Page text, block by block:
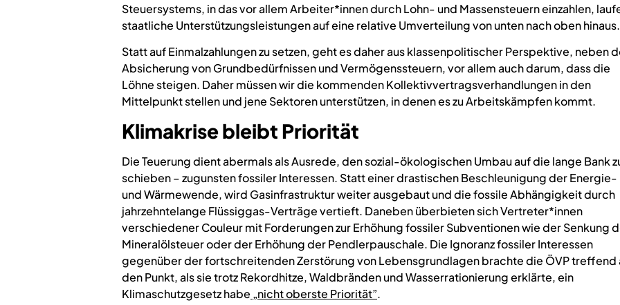
Steuersystems, in das vor allem Arbeiter*innen durch Lohn- und Massensteuern einzahlen,
staatliche Unterstützungsleistungen auf eine relative Umverteilung von unten nach oben hinaus.
Statt auf Einmalzahlungen zu setzen, geht es daher aus klassenpolitischer Perspektive, neben
Absicherung von Grundbedürfnissen und Vermögenssteuern, vor allem auch darum, dass die
Löhne steigen. Daher müssen wir die kommenden Kollektivvertragsverhandlungen in den
Mittelpunkt stellen und jene Sektoren unterstützen, in denen es zu Arbeitskämpfen kommt.
Klimakrise bleibt Priorität
Die Teuerung dient abermals als Ausrede, den sozial-ökologischen Umbau auf die lange Bank
schieben – zugunsten fossiler Interessen. Statt einer drastischen Beschleunigung der Energie-
und Wärmewende, wird Gasinfrastruktur weiter ausgebaut und die fossile Abhängigkeit durch
jahrzehntelange Flüssiggas-Verträge vertieft. Daneben überbieten sich Vertreter*innen
verschiedener Couleur mit Forderungen zur Erhöhung fossiler Subventionen wie der Senkung
Mineralölsteuer oder der Erhöhung der Pendlerpauschale. Die Ignoranz fossiler Interessen
gegenüber der fortschreitenden Zerstörung von Lebensgrundlagen brachte die ÖVP treffend
den Punkt, als sie trotz Rekordhitze, Waldbränden und Wasserrationierung erklärte, ein
Klimaschutzgesetz habe „nicht oberste Priorität”.